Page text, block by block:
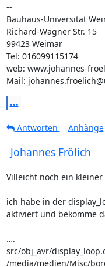
--
Bauhaus-Universität
Richard-Wagner Str. 15
99423 Weimar
Tel: 016099115174
web: www.johannes-
Mail:
...
Antworten
Anhänge
Johannes Frölich
Villeicht noch ein kleiner
ich habe in der
aktiviert und bekomme
….
src/obj_avr/
/media/medien/Misc/